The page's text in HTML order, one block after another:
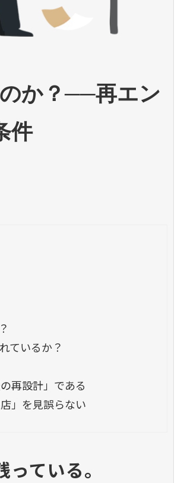
か？──再エン
件
ているか？
再設計」である
」を見誤らない
ている。